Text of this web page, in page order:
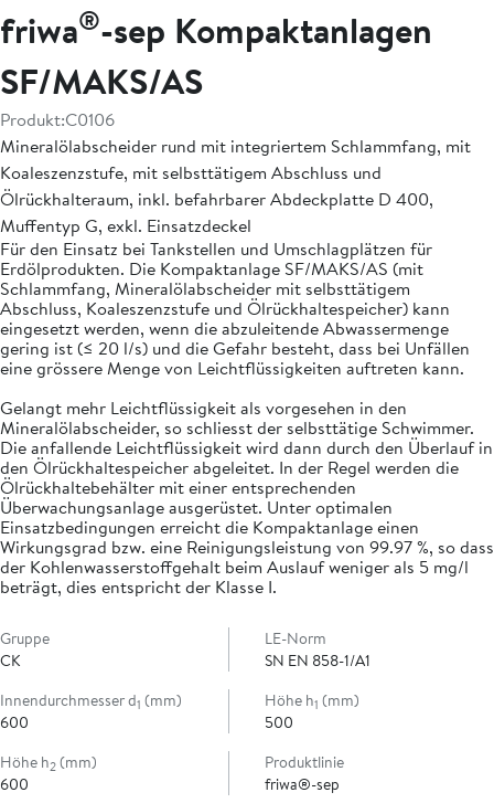
friwa®-sep Kompaktanlagen
SF/MAKS/AS
Produkt:C0106
Mineralölabscheider rund mit integriertem Schlammfang, mit
Koaleszenzstufe, mit selbsttätigem Abschluss und
Ölrückhalteraum, inkl. befahrbarer Abdeckplatte D 400,
Muffentyp G, exkl. Einsatzdeckel
Für den Einsatz bei Tankstellen und Umschlagplätzen für
Erdölprodukten. Die Kompaktanlage SF/MAKS/AS (mit
Schlammfang, Mineralölabscheider mit selbsttätigem
Abschluss, Koaleszenzstufe und Ölrückhaltespeicher) kann
eingesetzt werden, wenn die abzuleitende Abwassermenge
gering ist (≤ 20 l/s) und die Gefahr besteht, dass bei Unfällen
eine grössere Menge von Leichtflüssigkeiten auftreten kann.
Gelangt mehr Leichtflüssigkeit als vorgesehen in den
Mineralölabscheider, so schliesst der selbsttätige Schwimmer.
Die anfallende Leichtflüssigkeit wird dann durch den Überlauf in
den Ölrückhaltespeicher abgeleitet. In der Regel werden die
Ölrückhaltebehälter mit einer entsprechenden
Überwachungsanlage ausgerüstet. Unter optimalen
Einsatzbedingungen erreicht die Kompaktanlage einen
Wirkungsgrad bzw. eine Reinigungsleistung von 99.97 %, so dass
der Kohlenwasserstoffgehalt beim Auslauf weniger als 5 mg/l
beträgt, dies entspricht der Klasse I.
Gruppe
CK
LE-Norm
SN EN 858-1/A1
Innendurchmesser d1 (mm)
600
Höhe h1 (mm)
500
Höhe h2(mm)
600
Produktlinie
friwa®-sep